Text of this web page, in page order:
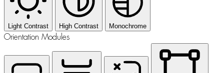
Light Contrast High Contrast Monochrome
Orientation Modules